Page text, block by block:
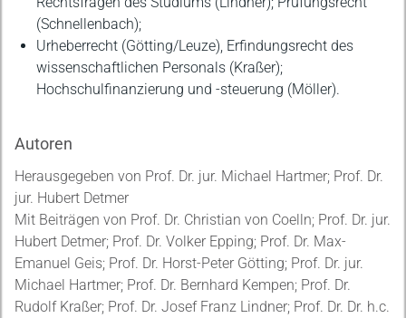
(Schnellenbach);
Urheberrecht (Götting/Leuze), Erfindungsrecht des
wissenschaftlichen Personals (Kraßer);
Hochschulfinanzierung und -steuerung (Möller).
Autoren
Herausgegeben von Prof. Dr. jur. Michael Hartmer; Prof. Dr.
jur. Hubert Detmer
Mit Beiträgen von Prof. Dr. Christian von Coelln; Prof. Dr. jur.
Hubert Detmer; Prof. Dr. Volker Epping; Prof. Dr. Max-
Emanuel Geis; Prof. Dr. Horst-Peter Götting; Prof. Dr. jur.
Michael Hartmer; Prof. Dr. Bernhard Kempen; Prof. Dr.
Rudolf Kraßer; Prof. Dr. Josef Franz Lindner; Prof. Dr. Dr. h.c.